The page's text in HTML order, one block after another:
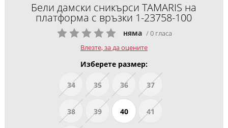
Бели дамски сникърси TAMARIS на
платформа с връзки 1-23758-100
няма / 0 гласа
Влезте, за да оцените
Изберете размер:
34 35 36 37
38 39 40 41